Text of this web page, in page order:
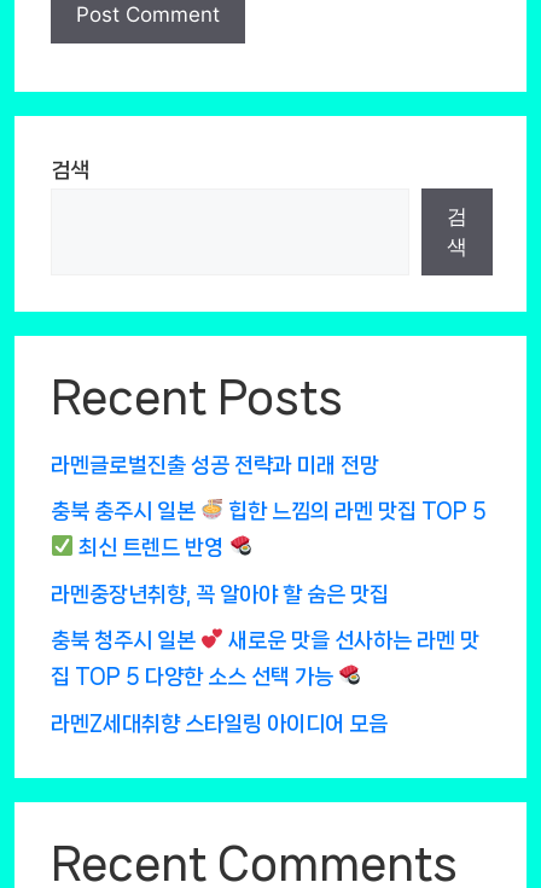
검색
검
색
Recent Posts
라멘글로벌진출 성공 전략과 미래 전망
충북 충주시 일본
힙한 느낌의 라멘 맛집 TOP 5
최신 트렌드 반영
라멘중장년취향, 꼭 알아야 할 숨은 맛집
충북 청주시 일본
새로운 맛을 선사하는 라멘 맛
집 TOP 5 다양한 소스 선택 가능
라멘Z세대취향 스타일링 아이디어 모음
Recent Comments